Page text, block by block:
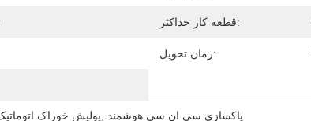
قطعه کار حداکثر:
زمان تحویل:
پولیش خوراک پاکسازی سی ان سی هوشمند